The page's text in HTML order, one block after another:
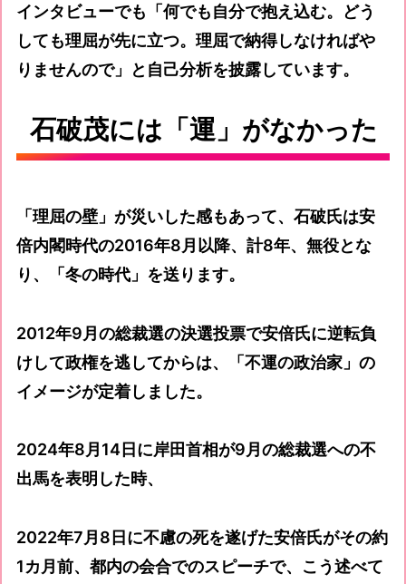
インタビューでも「何でも自分で抱え込む。どう
しても理屈が先に立つ。理屈で納得しなければや
りませんので」と自己分析を披露しています。
石破茂には「運」がなかった
「理屈の壁」が災いした感もあって、石破氏は安
倍内閣時代の2016年8月以降、計8年、無役とな
り、「冬の時代」を送ります。
2012年9月の総裁選の決選投票で安倍氏に逆転負
けして政権を逃してからは、「不運の政治家」の
イメージが定着しました。
2024年8月14日に岸田首相が9月の総裁選への不
出馬を表明した時、
2022年7月8日に不慮の死を遂げた安倍氏がその約
1カ月前、都内の会合でのスピーチで、こう述べて